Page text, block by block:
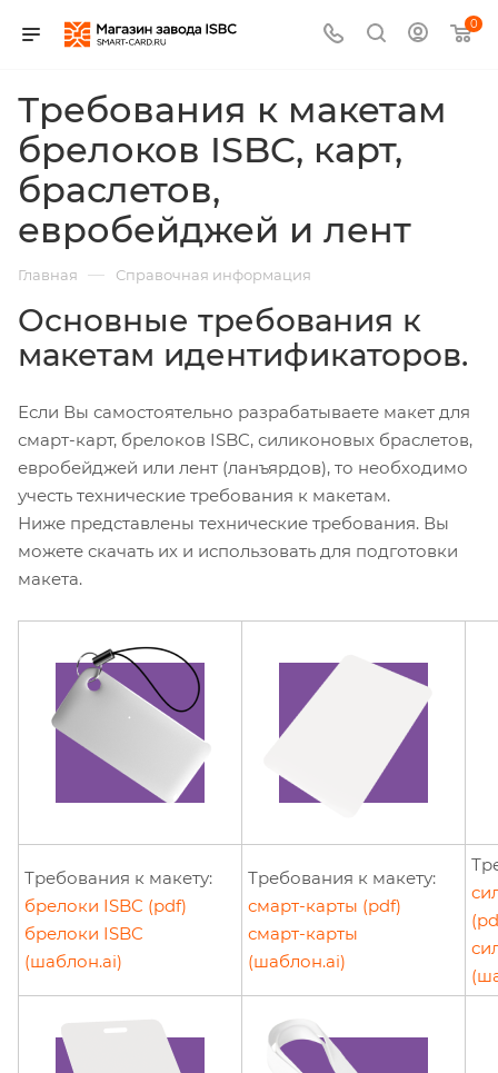
0
Требования к макетам
брелоков ISBC, карт,
браслетов,
евробейджей и лент
Главная — Справочная информация
Основные требования к
макетам идентификаторов.
Если Вы самостоятельно разрабатываете макет для
смарт-карт, брелоков ISBC, силиконовых браслетов,
евробейджей или лент (ланъярдов), то необходимо
учесть технические требования к макетам.
Ниже представлены технические требования. Вы
можете скачать их и использовать для подготовки
макета.
Требования к макету:
брелоки ISBC (pdf)
брелоки ISBC
(шаблон.ai)
Требования к макету:
смарт-карты (pdf)
смарт-карты
(шаблон.ai)